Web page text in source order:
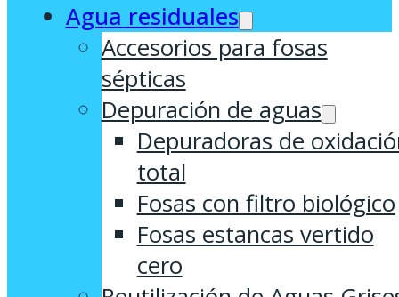
Agua residuales
Accesorios para fosas
sépticas
Depuración de aguas
Depuradoras de
total
Fosas con filtro biológico
Fosas estancas vertido
cero